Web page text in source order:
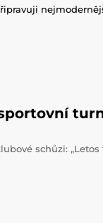
schůzi: